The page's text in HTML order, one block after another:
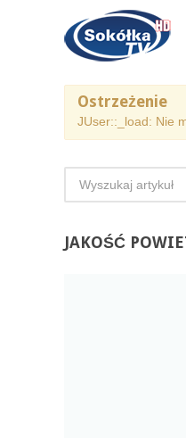
Ostrzeżenie
JUser::_load: Nie
JAKOŚĆ